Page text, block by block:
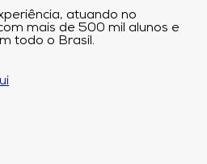
atuando no
mais de 500 mil alunos e
todo o Brasil.